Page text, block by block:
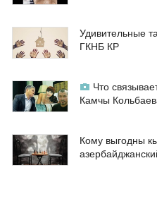
Удивительные
ГКНБ КР
Что
Камчы
Кому выгодны